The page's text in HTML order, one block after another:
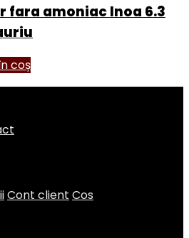
fara amoniac Inoa 6.3
coș
Cont client Cos